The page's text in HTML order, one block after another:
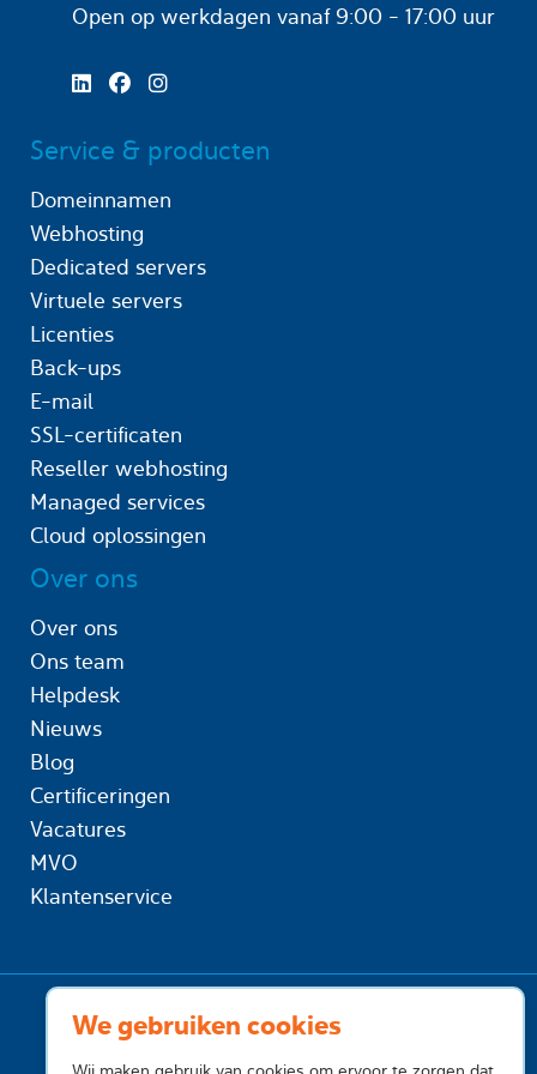
We gebruiken cookies
Open op werkdagen vanaf 9:00 - 17:00 uur
Service & producten
Domeinnamen
Webhosting
Dedicated servers
Virtuele servers
Licenties
Back-ups
E-mail
SSL-certificaten
Reseller webhosting
Managed services
Cloud oplossingen
Over ons
Over ons
Ons team
Helpdesk
Nieuws
Blog
Certificeringen
Vacatures
MVO
Klantenservice